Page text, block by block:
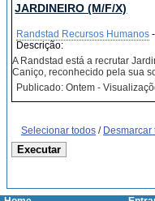
JARDINEIRO (M/F/X)
Randstad Recursos Humanos
Descrição:
A Randstad está a recrutar
Caniço, reconhecido pela sua
Publicado: Ontem -
Selecionar todos / Desmarcar